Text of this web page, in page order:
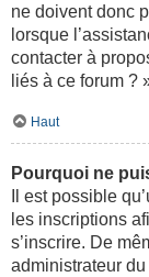
ne doivent donc
lorsque
contacter à
liés à ce forum ?
Haut
Pourquoi ne
Il est possible
les inscriptions
s’inscrire. De
administrateur